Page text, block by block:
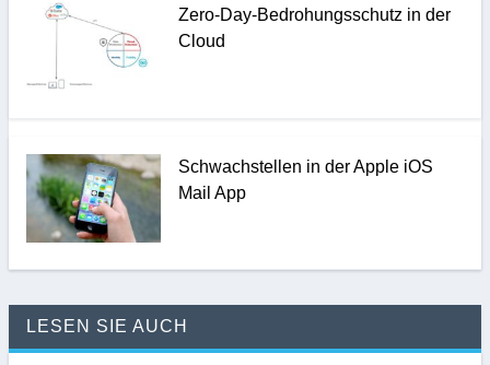
Zero-Day-Bedrohungsschutz in der
Cloud
Schwachstellen in der Apple iOS
Mail App
LESEN SIE AUCH